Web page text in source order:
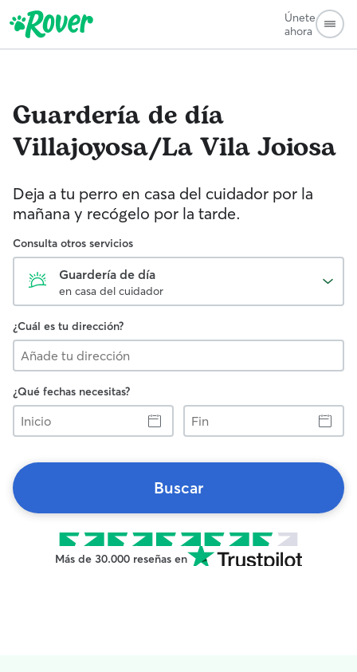
Únete
ahora
Guardería de día
Villajoyosa/La Vila Joiosa
Deja a tu perro en casa del cuidador por la
mañana y recógelo por la tarde.
Consulta otros servicios
Guardería de día
en casa del cuidador
¿Cuál es tu dirección?
¿Qué fechas necesitas?
Inicio
Fin
Buscar
Más de 30.000 reseñas en